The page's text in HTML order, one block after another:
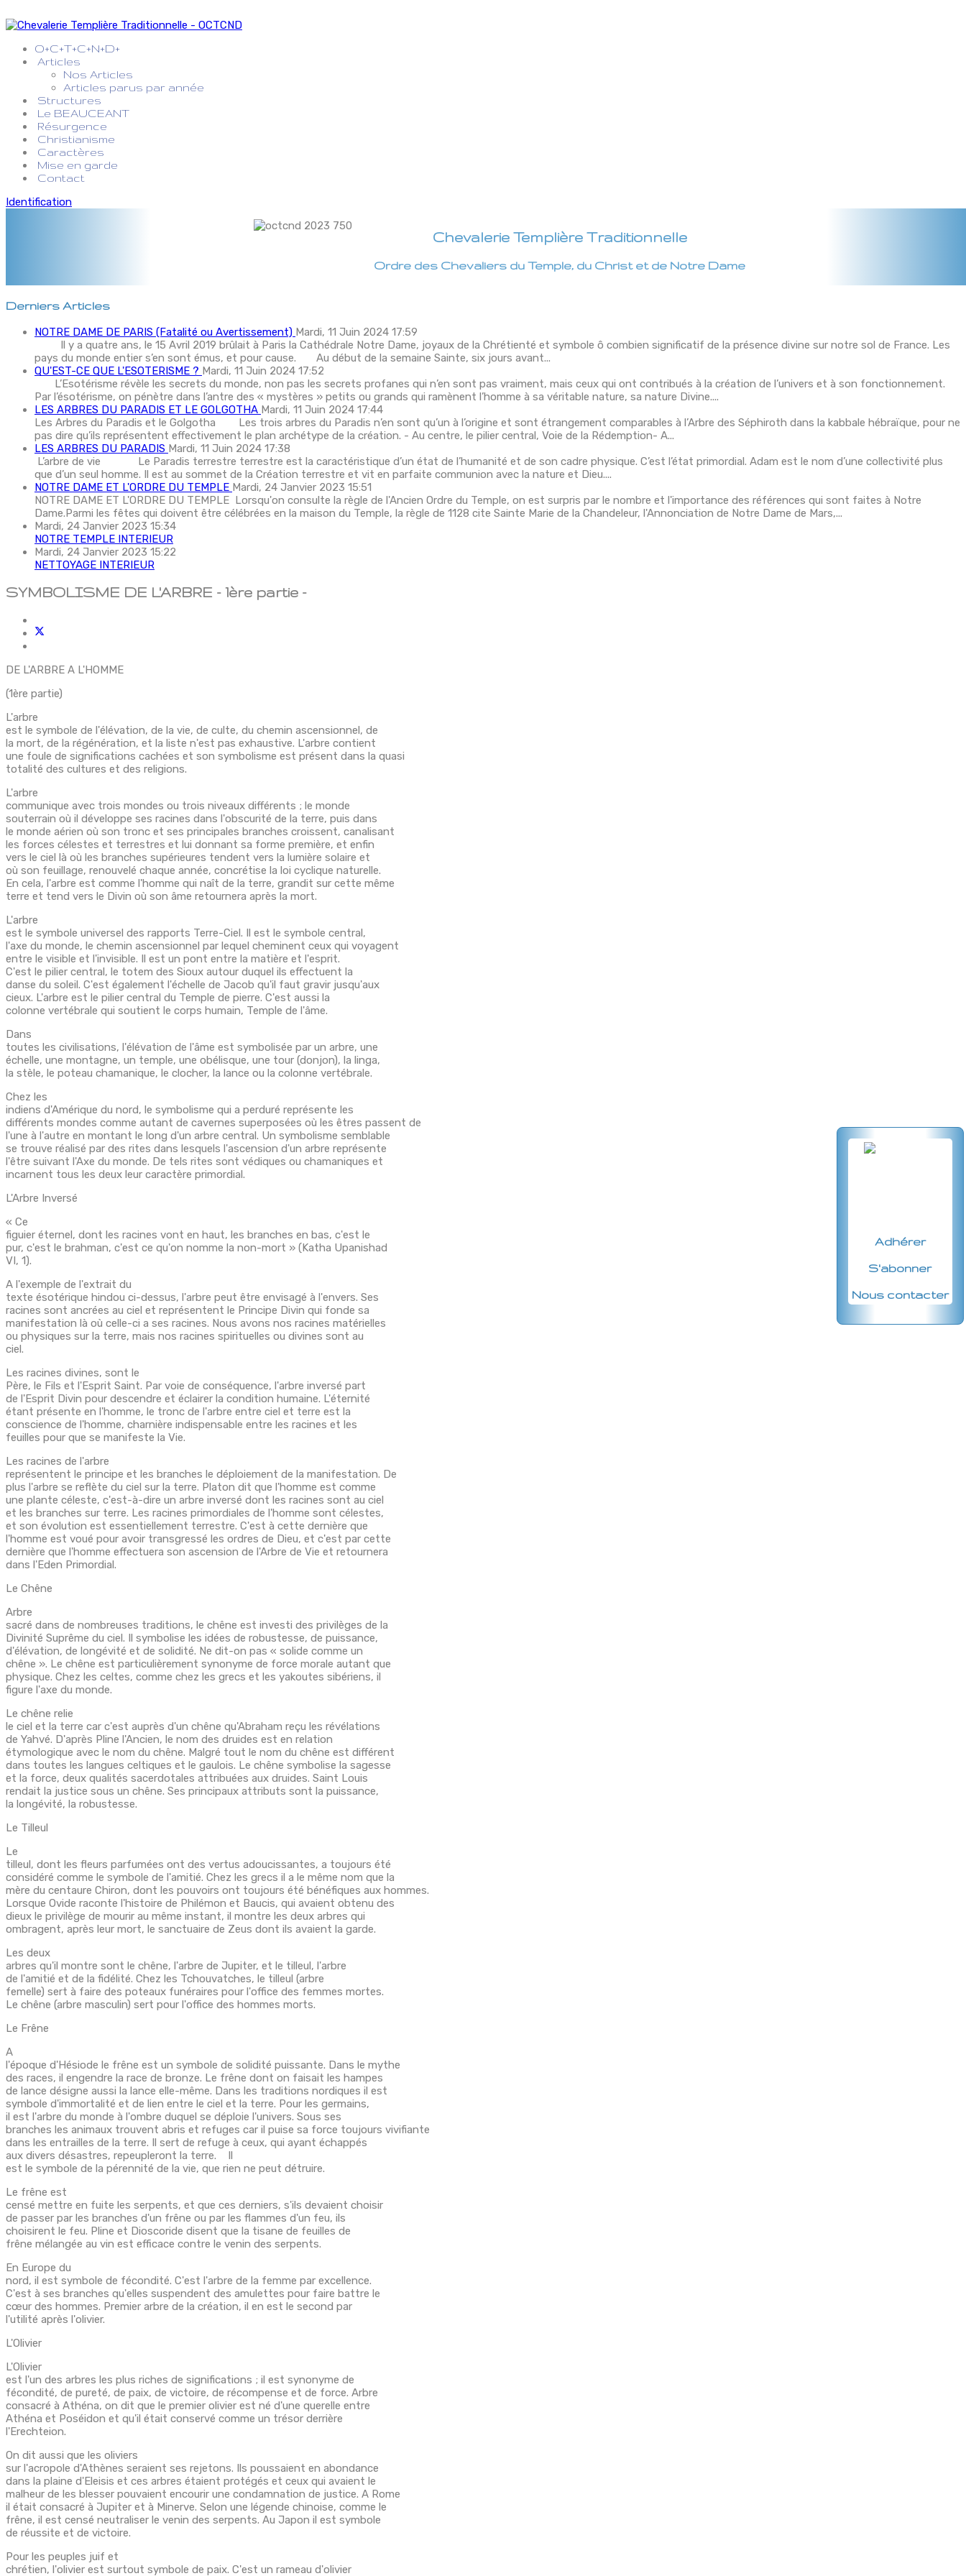
O+C+T+C+N+D+
Articles
Nos Articles
Articles parus par année
Structures
Le BEAUCEANT
Résurgence
Christianisme
Caractères
Mise en garde
Contact
Identification
Chevalerie Templière Traditionnelle
Ordre des Chevaliers du Temple, du Christ et de Notre Dame
Derniers Articles
NOTRE DAME DE PARIS (Fatalité ou Avertissement) Mardi, 11 Juin 2024 17:59
Il y a quatre ans, le 15 Avril 2019 brûlait à Paris la Cathédrale Notre Dame, joyaux de la Chrétienté et symbole ô combien significatif de la présence divine sur notre sol de France. Les
pays du monde entier s’en sont émus, et pour cause. Au début de la semaine Sainte, six jours avant...
QU'EST-CE QUE L'ESOTERISME ? Mardi, 11 Juin 2024 17:52
L’Esotérisme révèle les secrets du monde, non pas les secrets profanes qui n’en sont pas vraiment, mais ceux qui ont contribués à la création de l’univers et à son fonctionnement.
Par l’ésotérisme, on pénètre dans l’antre des « mystères » petits ou grands qui ramènent l’homme à sa véritable nature, sa nature Divine....
LES ARBRES DU PARADIS ET LE GOLGOTHA Mardi, 11 Juin 2024 17:44
Les Arbres du Paradis et le Golgotha Les trois arbres du Paradis n’en sont qu’un à l’origine et sont étrangement comparables à l’Arbre des Séphiroth dans la kabbale hébraïque, pour ne
pas dire qu’ils représentent effectivement le plan archétype de la création. - Au centre, le pilier central, Voie de la Rédemption- A...
LES ARBRES DU PARADIS Mardi, 11 Juin 2024 17:38
L’arbre de vie Le Paradis terrestre terrestre est la caractéristique d’un état de l’humanité et de son cadre physique. C’est l’état primordial. Adam est le nom d’une collectivité plus
que d’un seul homme. Il est au sommet de la Création terrestre et vit en parfaite communion avec la nature et Dieu....
NOTRE DAME ET L'ORDRE DU TEMPLE Mardi, 24 Janvier 2023 15:51
NOTRE DAME ET L'ORDRE DU TEMPLE Lorsqu'on consulte la règle de l'Ancien Ordre du Temple, on est surpris par le nombre et l'importance des références qui sont faites à Notre
Dame.Parmi les fêtes qui doivent être célébrées en la maison du Temple, la règle de 1128 cite Sainte Marie de la Chandeleur, l'Annonciation de Notre Dame de Mars,...
Mardi, 24 Janvier 2023 15:34
NOTRE TEMPLE INTERIEUR
Mardi, 24 Janvier 2023 15:22
NETTOYAGE INTERIEUR
SYMBOLISME DE L'ARBRE - 1ère partie -
DE L'ARBRE A L'HOMME
(1ère partie)
L'arbre
est le symbole de l'élévation, de la vie, de culte, du chemin ascensionnel, de
la mort, de la régénération, et la liste n'est pas exhaustive. L'arbre contient
une foule de significations cachées et son symbolisme est présent dans la quasi
totalité des cultures et des religions.
L'arbre
communique avec trois mondes ou trois niveaux différents ; le monde
souterrain où il développe ses racines dans l'obscurité de la terre, puis dans
le monde aérien où son tronc et ses principales branches croissent, canalisant
les forces célestes et terrestres et lui donnant sa forme première, et enfin
vers le ciel là où les branches supérieures tendent vers la lumière solaire et
où son feuillage, renouvelé chaque année, concrétise la loi cyclique naturelle.
En cela, l'arbre est comme l'homme qui naît de la terre, grandit sur cette même
terre et tend vers le Divin où son âme retournera après la mort.
L'arbre
est le symbole universel des rapports Terre-Ciel. Il est le symbole central,
l'axe du monde, le chemin ascensionnel par lequel cheminent ceux qui voyagent
entre le visible et l'invisible. Il est un pont entre la matière et l'esprit.
C'est le pilier central, le totem des Sioux autour duquel ils effectuent la
danse du soleil. C'est également l'échelle de Jacob qu'il faut gravir jusqu'aux
cieux. L'arbre est le pilier central du Temple de pierre. C'est aussi la
colonne vertébrale qui soutient le corps humain, Temple de l'âme.
Dans
toutes les civilisations, l'élévation de l'âme est symbolisée par un arbre, une
échelle, une montagne, un temple, une obélisque, une tour (donjon), la linga,
la stèle, le poteau chamanique, le clocher, la lance ou la colonne vertébrale.
Chez les
indiens d'Amérique du nord, le symbolisme qui a perduré représente les
différents mondes comme autant de cavernes superposées où les êtres passent de
l'une à l'autre en montant le long d'un arbre central. Un symbolisme semblable
se trouve réalisé par des rites dans lesquels l'ascension d'un arbre représente
l'être suivant l'Axe du monde. De tels rites sont védiques ou chamaniques et
incarnent tous les deux leur caractère primordial.
L'Arbre Inversé
« Ce
figuier éternel, dont les racines vont en haut, les branches en bas, c'est le
pur, c'est le brahman, c'est ce qu'on nomme la non-mort » (Katha Upanishad
VI, 1).
A l'exemple de l'extrait du
texte ésotérique hindou ci-dessus, l'arbre peut être envisagé à l'envers. Ses
racines sont ancrées au ciel et représentent le Principe Divin qui fonde sa
manifestation là où celle-ci a ses racines. Nous avons nos racines matérielles
ou physiques sur la terre, mais nos racines spirituelles ou divines sont au
ciel.
Les racines divines, sont le
Père, le Fils et l'Esprit Saint. Par voie de conséquence, l'arbre inversé part
de l'Esprit Divin pour descendre et éclairer la condition humaine. L'éternité
étant présente en l'homme, le tronc de l'arbre entre ciel et terre est la
conscience de l'homme, charnière indispensable entre les racines et les
feuilles pour que se manifeste la Vie.
Les racines de l'arbre
représentent le principe et les branches le déploiement de la manifestation. De
plus l'arbre se reflète du ciel sur la terre. Platon dit que l'homme est comme
une plante céleste, c'est-à-dire un arbre inversé dont les racines sont au ciel
et les branches sur terre. Les racines primordiales de l'homme sont célestes,
et son évolution est essentiellement terrestre. C'est à cette dernière que
l'homme est voué pour avoir transgressé les ordres de Dieu, et c'est par cette
dernière que l'homme effectuera son ascension de l'Arbre de Vie et retournera
dans l'Eden Primordial.
Le Chêne
Arbre
sacré dans de nombreuses traditions, le chêne est investi des privilèges de la
Divinité Suprême du ciel. Il symbolise les idées de robustesse, de puissance,
d'élévation, de longévité et de solidité. Ne dit-on pas « solide comme un
chêne ». Le chêne est particulièrement synonyme de force morale autant que
physique. Chez les celtes, comme chez les grecs et les yakoutes sibériens, il
figure l'axe du monde.
Le chêne relie
le ciel et la terre car c'est auprès d'un chêne qu'Abraham reçu les révélations
de Yahvé. D'après Pline l'Ancien, le nom des druides est en relation
étymologique avec le nom du chêne. Malgré tout le nom du chêne est différent
dans toutes les langues celtiques et le gaulois. Le chêne symbolise la sagesse
et la force, deux qualités sacerdotales attribuées aux druides. Saint Louis
rendait la justice sous un chêne. Ses principaux attributs sont la puissance,
la longévité, la robustesse.
Le Tilleul
Le
tilleul, dont les fleurs parfumées ont des vertus adoucissantes, a toujours été
considéré comme le symbole de l'amitié. Chez les grecs il a le même nom que la
mère du centaure Chiron, dont les pouvoirs ont toujours été bénéfiques aux hommes.
Lorsque Ovide raconte l'histoire de Philémon et Baucis, qui avaient obtenu des
dieux le privilège de mourir au même instant, il montre les deux arbres qui
ombragent, après leur mort, le sanctuaire de Zeus dont ils avaient la garde.
Les deux
arbres qu'il montre sont le chêne, l'arbre de Jupiter, et le tilleul, l'arbre
de l'amitié et de la fidélité. Chez les Tchouvatches, le tilleul (arbre
femelle) sert à faire des poteaux funéraires pour l'office des femmes mortes.
Le chêne (arbre masculin) sert pour l'office des hommes morts.
Le Frêne
A
l'époque d'Hésiode le frêne est un symbole de solidité puissante. Dans le mythe
des races, il engendre la race de bronze. Le frêne dont on faisait les hampes
de lance désigne aussi la lance elle-même. Dans les traditions nordiques il est
symbole d'immortalité et de lien entre le ciel et la terre. Pour les germains,
il est l'arbre du monde à l'ombre duquel se déploie l'univers. Sous ses
branches les animaux trouvent abris et refuges car il puise sa force toujours vivifiante
dans les entrailles de la terre. Il sert de refuge à ceux, qui ayant échappés
aux divers désastres, repeupleront la terre. Il
est le symbole de la pérennité de la vie, que rien ne peut détruire.
Le frêne est
censé mettre en fuite les serpents, et que ces derniers, s'ils devaient choisir
de passer par les branches d'un frêne ou par les flammes d'un feu, ils
choisirent le feu. Pline et Dioscoride disent que la tisane de feuilles de
frêne mélangée au vin est efficace contre le venin des serpents.
En Europe du
nord, il est symbole de fécondité. C'est l'arbre de la femme par excellence.
C'est à ses branches qu'elles suspendent des amulettes pour faire battre le
cœur des hommes. Premier arbre de la création, il en est le second par
l'utilité après l'olivier.
L'Olivier
L'Olivier
est l'un des arbres les plus riches de significations ; il est synonyme de
fécondité, de pureté, de paix, de victoire, de récompense et de force. Arbre
consacré à Athéna, on dit que le premier olivier est né d'une querelle entre
Athéna et Poséidon et qu'il était conservé comme un trésor derrière
l'Erechteion.
On dit aussi que les oliviers
sur l'acropole d'Athènes seraient ses rejetons. Ils poussaient en abondance
dans la plaine d'Eleisis et ces arbres étaient protégés et ceux qui avaient le
malheur de les blesser pouvaient encourir une condamnation de justice. A Rome
il était consacré à Jupiter et à Minerve. Selon une légende chinoise, comme le
frêne, il est censé neutraliser le venin des serpents. Au Japon il est symbole
de réussite et de victoire.
Pour les peuples juif et
chrétien, l'olivier est surtout symbole de paix. C'est un rameau d'olivier
Adhérer
S'abonner
Nous contacter